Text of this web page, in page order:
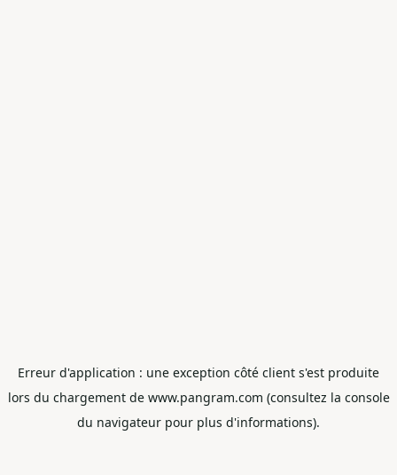
Erreur d'application : une exception côté client s'est produite
lors du chargement de www.pangram.com (consultez la console
du navigateur pour plus d'informations).